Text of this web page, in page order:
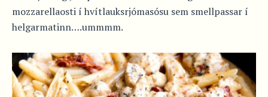
mozzarellaosti í hvítlauksrjómasósu sem smellpassar í
helgarmatinn….ummmm.